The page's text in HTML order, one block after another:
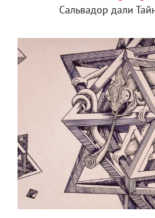
Сальвадор дали